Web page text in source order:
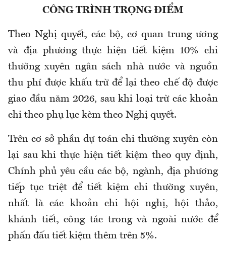
CÔNG TRÌNH TRỌNG ĐIỂM
Theo Nghị quyết, các bộ, cơ quan trung ương
và địa phương thực hiện tiết kiệm 10% chi
thường xuyên ngân sách nhà nước và nguồn
thu phí được khấu trừ để lại theo chế độ được
giao đầu năm 2026, sau khi loại trừ các khoản
chi theo phụ lục kèm theo Nghị quyết.
Trên cơ sở phần dự toán chi thường xuyên còn
lại sau khi thực hiện tiết kiệm theo quy định,
Chính phủ yêu cầu các bộ, ngành, địa phương
tiếp tục triệt để tiết kiệm chi thường xuyên,
nhất là các khoản chi hội nghị, hội thảo,
khánh tiết, công tác trong và ngoài nước để
phấn đấu tiết kiệm thêm trên 5%.